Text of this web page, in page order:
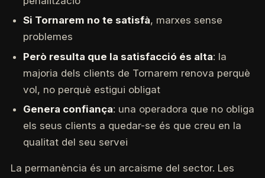
Si Tornarem no te satisfà, marxes sense
problemes
Però resulta que la satisfacció és alta: la
majoria dels clients de Tornarem renova perquè
vol, no perquè estigui obligat
Genera confiança: una operadora que no obliga
els seus clients a quedar-se és que creu en la
qualitat del seu servei
La permanència és un arcaisme del sector. Les